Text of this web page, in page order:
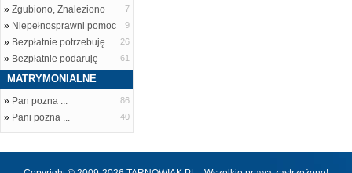
» Zgubiono, Znaleziono 7
» Niepełnosprawni pomoc 9
» Bezpłatnie potrzebuję 26
» Bezpłatnie podaruję 61
MATRYMONIALNE
» Pan pozna ... 86
» Pani pozna ... 40